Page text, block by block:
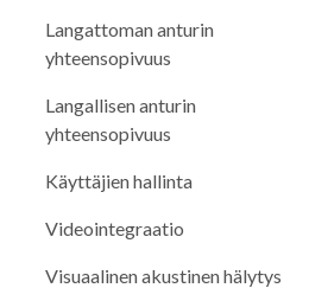
Langattoman anturin
yhteensopivuus
Langallisen anturin
yhteensopivuus
Käyttäjien hallinta
Videointegraatio
Visuaalinen akustinen hälytys